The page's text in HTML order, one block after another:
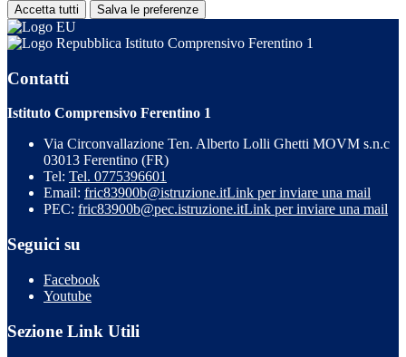
Accetta tutti Salva le preferenze
Istituto Comprensivo Ferentino 1
Contatti
Istituto Comprensivo Ferentino 1
Via Circonvallazione Ten. Alberto Lolli Ghetti MOVM s.n.c
03013 Ferentino (FR)
Tel: Tel. 0775396601
Email: fric83900b@istruzione.itLink per inviare una mail
PEC: fric83900b@pec.istruzione.itLink per inviare una mail
Seguici su
Facebook
Youtube
Sezione Link Utili